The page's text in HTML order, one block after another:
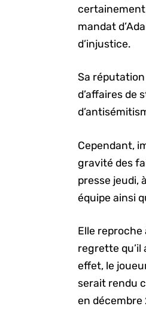
certainement
mandat
d’injustice.
Sa
d’affaires de
Cependant,
gravité des
presse jeudi,
équipe ainsi
Elle reproche
regrette qu’il
effet, le
serait rendu
en décembre